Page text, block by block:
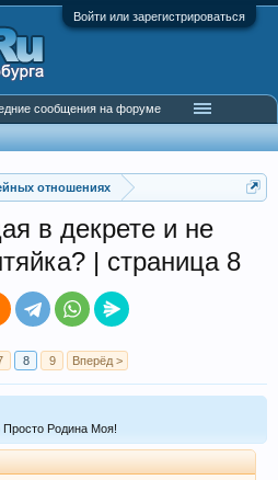
Войти или зарегистрироваться
отношениях
в декрете и не
| страница 8
8 9 Вперёд >
Родина Моя!
сообщения на форуме